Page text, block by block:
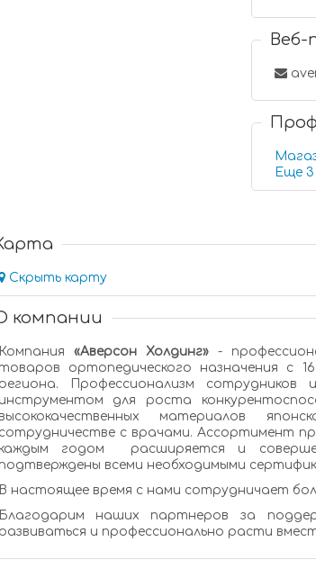
Веб-
Скрыть карту
компании
Компания «Аверсон Холдинг»- профессиональный и надежный поставщик медицинской техники и
товаров ортопедического назначения с 16 летним опытом работы на рынке Восточно-Сибирского
региона. Профессионализм сотрудников и качество медицинской техники
инструментом для роста конкурентоспособности компании. Наша продукция изготавливается из
высококачественных материалов
сотрудничестве с врачами. Ассортимент продукции, используемой
каждым годом расширяется и совершенствуется. Безопасность и высокое качество товара
подтверждены всеми
В настоящее время с нами сотрудничает
Благодарим наших партнеров за поддержку и приглашаем к сотрудничеству всех, кто готов
развиваться и профессионально расти